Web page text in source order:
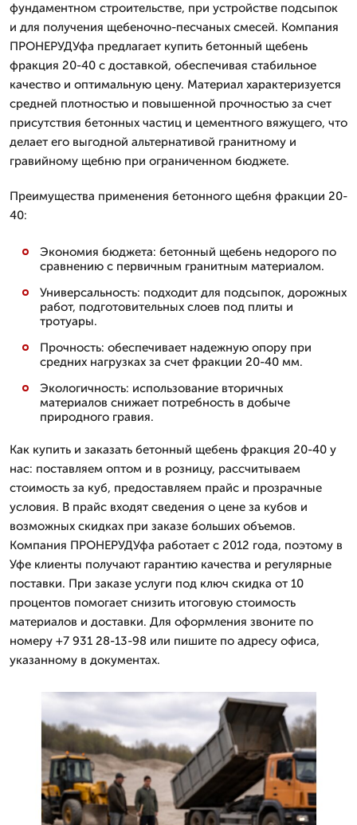
фундаментном строительстве, при устройстве подсыпок
и для получения щебеночно-песчаных смесей. Компания
ПРОНЕРУДУфа предлагает купить бетонный щебень
фракция 20-40 с доставкой, обеспечивая стабильное
качество и оптимальную цену. Материал характеризуется
средней плотностью и повышенной прочностью за счет
присутствия бетонных частиц и цементного вяжущего, что
делает его выгодной альтернативой гранитному и
гравийному щебню при ограниченном бюджете.
Преимущества применения бетонного щебня фракции 20-
40:
Экономия бюджета: бетонный щебень недорого по
сравнению с первичным гранитным материалом.
Универсальность: подходит для подсыпок, дорожных
работ, подготовительных слоев под плиты и
тротуары.
Прочность: обеспечивает надежную опору при
средних нагрузках за счет фракции 20-40 мм.
Экологичность: использование вторичных
материалов снижает потребность в добыче
природного гравия.
Как купить и заказать бетонный щебень фракция 20-40 у
нас: поставляем оптом и в розницу, рассчитываем
стоимость за куб, предоставляем прайс и прозрачные
условия. В прайс входят сведения о цене за кубов и
возможных скидках при заказе больших объемов.
Компания ПРОНЕРУДУфа работает с 2012 года, поэтому в
Уфе клиенты получают гарантию качества и регулярные
поставки. При заказе услуги под ключ скидка от 10
процентов помогает снизить итоговую стоимость
материалов и доставки. Для оформления звоните по
номеру +7 931 28-13-98 или пишите по адресу офиса,
указанному в документах.